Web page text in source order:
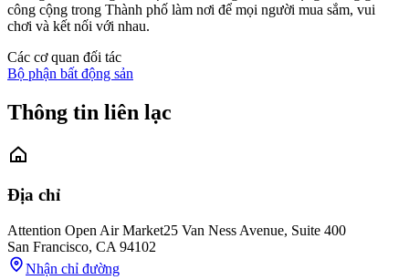
công cộng trong Thành phố làm nơi để mọi người mua sắm, vui
chơi và kết nối với nhau.
Các cơ quan đối tác
Bộ phận bất động sản
Thông tin liên lạc
Địa chỉ
Attention Open Air Market25 Van Ness Avenue, Suite 400
San Francisco, CA 94102
Nhận chỉ đường